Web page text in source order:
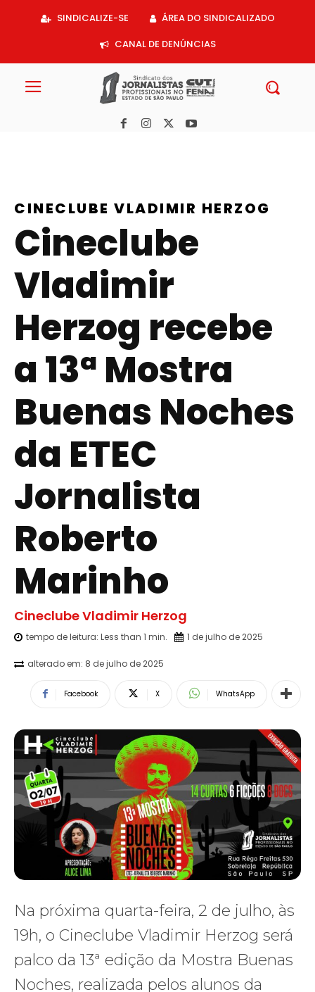
SINDICALIZE-SE
ÁREA DO SINDICALIZADO
CANAL DE DENÚNCIAS
CINECLUBE VLADIMIR HERZOG
Cineclube
Vladimir
Herzog recebe
a 13ª Mostra
Buenas Noches
da ETEC
Jornalista
Roberto
Marinho
Cineclube Vladimir Herzog
tempo de leitura: Less than 1 min. 1 de julho de 2025
alterado em: 8 de julho de 2025
Facebook X WhatsApp
Na próxima quarta-feira, 2 de julho, às
19h, o Cineclube Vladimir Herzog será
palco da 13ª edição da Mostra Buenas
Noches, realizada pelos alunos da